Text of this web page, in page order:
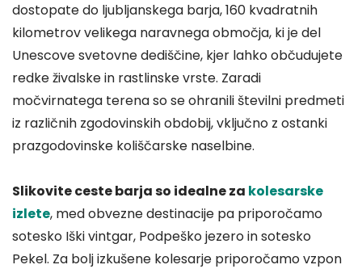
dostopate do ljubljanskega barja, 160 kvadratnih
kilometrov velikega naravnega območja, ki je del
Unescove svetovne dediščine, kjer lahko občudujete
redke živalske in rastlinske vrste. Zaradi
močvirnatega terena so se ohranili številni predmeti
iz različnih zgodovinskih obdobij, vključno z ostanki
prazgodovinske koliščarske naselbine.
Slikovite ceste barja so idealne za kolesarske
izlete, med obvezne destinacije pa priporočamo
sotesko Iški vintgar, Podpeško jezero in sotesko
Pekel. Za bolj izkušene kolesarje priporočamo vzpon